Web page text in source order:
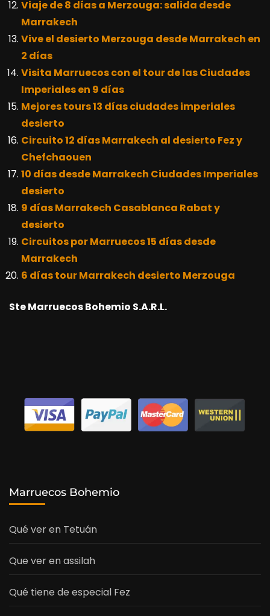
Viaje de 8 días a Merzouga: salida desde
Marrakech
Vive el desierto Merzouga desde Marrakech en
2 días
Visita Marruecos con el tour de las Ciudades
Imperiales en 9 días
Mejores tours 13 días ciudades imperiales
desierto
Circuito 12 días Marrakech al desierto Fez y
Chefchaouen
10 días desde Marrakech Ciudades Imperiales
desierto
9 días Marrakech Casablanca Rabat y
desierto
Circuitos por Marruecos 15 días desde
Marrakech
6 días tour Marrakech desierto Merzouga
Ste Marruecos Bohemio S.A.R.L.
Marruecos Bohemio
Qué ver en Tetuán
Que ver en assilah
Qué tiene de especial Fez